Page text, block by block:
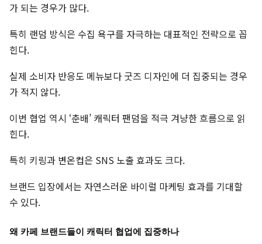
가 되는 경우가 많다.
특히 랜덤 방식은 수집 욕구를 자극하는 대표적인 전략으로 꼽
힌다.
실제 소비자 반응도 메뉴보다 굿즈 디자인에 더 집중되는 경우
가 적지 않다.
이번 협업 역시 ‘춘배’ 캐릭터 팬덤을 적극 겨냥한 흐름으로 읽
힌다.
특히 키링과 변온컵은 SNS 노출 효과도 크다.
브랜드 입장에서는 자연스러운 바이럴 마케팅 효과를 기대할
수 있다.
왜 카페 브랜드들이 캐릭터 협업에 집중하나